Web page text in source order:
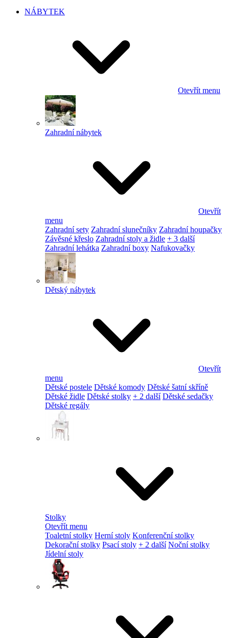
NÁBYTEK
Otevřít menu
Zahradní nábytek
Otevřít
menu
Zahradní sety Zahradní slunečníky Zahradní houpačky
Závěsné křeslo Zahradní stoly a židle + 3 další
Zahradní lehátka Zahradní boxy Nafukovačky
Dětský nábytek
Otevřít
menu
Dětské postele Dětské komody Dětské šatní skříně
Dětské židle Dětské stolky + 2 další Dětské sedačky
Dětské regály
Stolky
Otevřít menu
Toaletní stolky Herní stoly Konferenční stolky
Dekorační stolky Psací stoly + 2 další Noční stolky
Jídelní stoly